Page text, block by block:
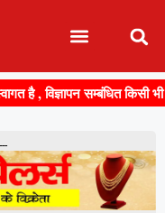
सम्बंधित किसी भी